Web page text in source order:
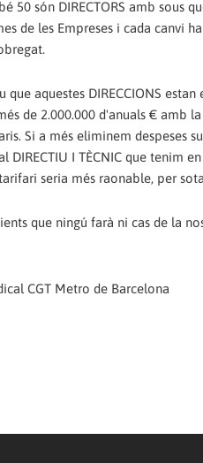
50 són DIRECTORS amb sous
de les Empreses i cada canvi
que aquestes DIRECCIONS
de 2.000.000 d'anuals € amb
Si a més eliminem despeses
DIRECTIU I TÈCNIC que tenim
seria més raonable, per
que ningú farà ni cas de la
CGT Metro de Barcelona